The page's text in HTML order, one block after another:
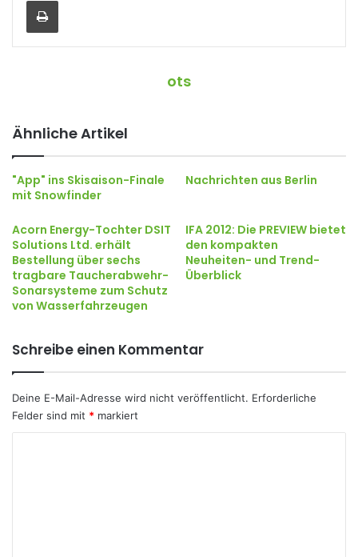
ots
Ähnliche Artikel
"App" ins Skisaison-Finale
mit Snowfinder
Nachrichten aus Berlin
Acorn Energy-Tochter DSIT
Solutions Ltd. erhält
Bestellung über sechs
tragbare Taucherabwehr-
Sonarsysteme zum Schutz
von Wasserfahrzeugen
IFA 2012: Die PREVIEW bietet
den kompakten
Neuheiten- und Trend-
Überblick
Schreibe einen Kommentar
Deine E-Mail-Adresse wird nicht veröffentlicht. Erforderliche
Felder sind mit * markiert